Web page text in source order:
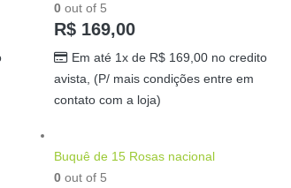
0 out of 5
R$ 169,00
Em até 1x de R$ 169,00 no credito
avista, (P/ mais condições entre em
contato com a loja)
Buquê de 15 Rosas nacional
0 out of 5